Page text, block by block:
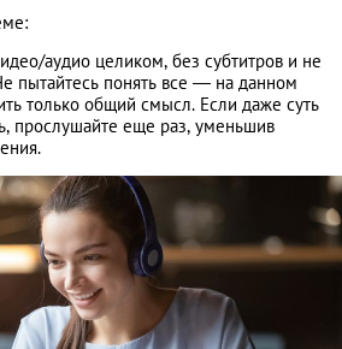
аудио целиком, без субтитров и не
пытайтесь понять все — на данном
только общий смысл. Если даже суть
прослушайте еще раз, уменьшив